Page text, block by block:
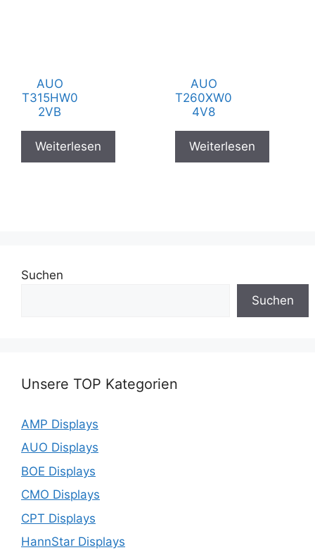
AUO
T315HW0
2VB
Weiterlesen
AUO
T260XW0
4V8
Weiterlesen
Suchen
Suchen
Unsere TOP Kategorien
AMP Displays
AUO Displays
BOE Displays
CMO Displays
CPT Displays
HannStar Displays